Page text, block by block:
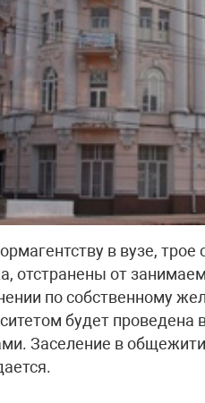
в вузе,
отстранены от
по собственному
будет проведена
Заселение в